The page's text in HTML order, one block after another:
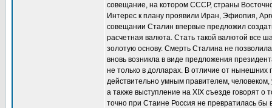
совещание, на котором СССР, страны
Интерес к плану проявили Иран, Эфиопия,
совещании Сталин впервые предложил
расчетная валюта. Стать такой валютой все
золотую основу. Смерть Сталина не
вновь возникла в виде предложения
не только в долларах. В отличие от
действительно умным правителем,
а также выступление на XIX съезде говорят
точно при Стаине Россия не превратилась